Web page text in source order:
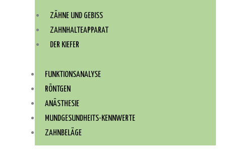
ZÄHNE UND GEBISS
ZAHNHALTEAPPARAT
DER KIEFER
FUNKTIONSANALYSE
RÖNTGEN
ANÄSTHESIE
MUNDGESUNDHEITS-KENNWERTE
ZAHNBELÄGE